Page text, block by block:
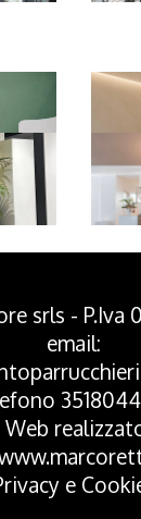
srls - P.Iva
email:
e